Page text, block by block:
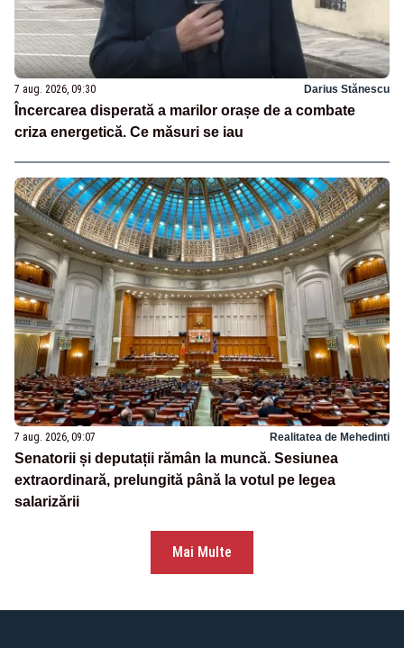
7 aug. 2026, 09:30 Darius Stănescu
Încercarea disperată a marilor orașe de a combate
criza energetică. Ce măsuri se iau
7 aug. 2026, 09:07 Realitatea de Mehedinti
Senatorii și deputații rămân la muncă. Sesiunea
extraordinară, prelungită până la votul pe legea
salarizării
Mai Multe